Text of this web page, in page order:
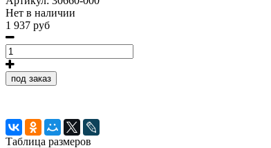
Нет в наличии
1 937 руб
под заказ
Таблица размеров